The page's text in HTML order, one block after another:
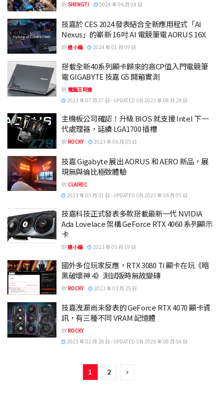
BYSHENGTI 2024 年 06 月 04 日
技嘉於 CES 2024 發表結合全新應用程式「AI
Nexus」的嶄新 16 吋 AI 電競筆電 AORUS 16X
BY達小編 2024 年 01 月 09 日
搭載全新40系列顯卡歸來的高CP值入門電競筆
電 GIGABYTE 技嘉 G5 開箱實測
BY 電腦王阿達
2023 年 07 月 27 日 - UPDATED ON 2023 年 08 月 24 日
主機板公司確認！升級 BIOS 就支援 Intel 下一
代處理器，延續 LGA1700 插槽
BY ROCKY 2023 年 06 月 05 日
技嘉 Gigabyte 展出 AORUS 和 AERO 新品，展
現無與倫比極致體驗
BY CLAIREC
2023 年 05 月 31 日 - UPDATED ON 2023 年 06 月 05 日
技嘉科技正式發表多款搭載最新一代 NVIDIA
Ada Lovelace 架構 GeForce RTX 4060 系列顯示
卡
BY達小編 2023 年 05 月 19 日
國外多位玩家反應，RTX 3080 Ti 顯卡在玩《暗
黑破壞神 4》測試版時無故變磚
BY ROCKY 2023 年 03 月 25 日
技嘉洩漏尚未發表的 GeForce RTX 4070 顯卡資
訊，有三種不同 VRAM 記憶體
BY ROCKY
2023 年 02 月 20 日 - UPDATED ON 2026 年 08 月 04 日
1 2